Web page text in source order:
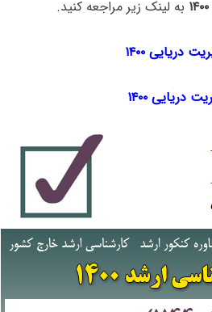
به لینک زیر مراجعه کنید.
دریایی ۱۴۰۰
دریایی ۱۴۰۰